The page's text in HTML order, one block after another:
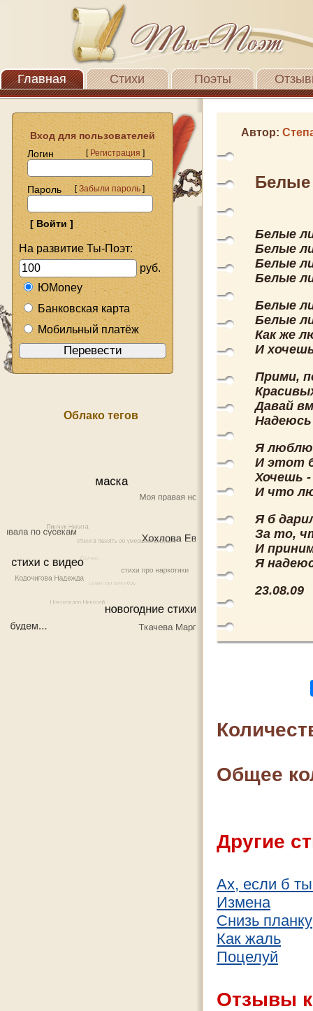
Главная Стихи Поэты
Вход для пользователей
Логин
[Регистрация]
Пароль [Забыли пароль]
На развитие Ты-Поэт:
руб.
ЮMoney
Банковская карта
Мобильный платёж
Облако тегов
Автор:
Белые
Белые
Белые
Белые
Белые
Белые
Как же
И
Прими,
Давай
Надеюсь
Я люблю
И этот
Хочешь
И что
Я б
За то,
И
Я
23.08.09
Общее
Другие
Ах, если б
Измена
Снизь планку
Как жаль
Поцелуй
Отзывы